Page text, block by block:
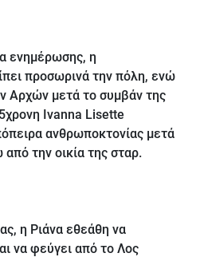
ενημέρωσης, η
προσωρινά την πόλη, ενώ
Aρχών μετά το συμβάν της
Ivanna Lisette
ανθρωποκτονίας μετά
την οικία της σταρ.
η Ριάνα εθεάθη να
να φεύγει από το Λος